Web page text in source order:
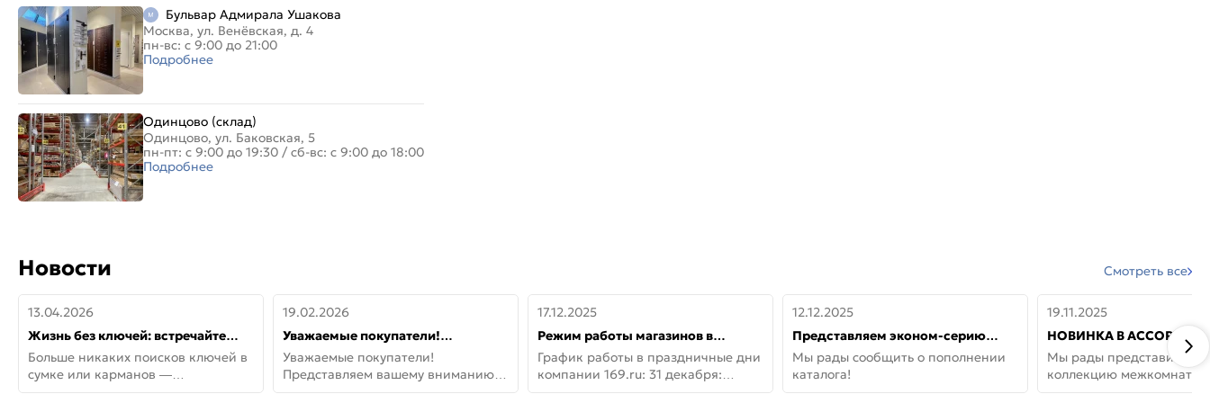
Бульвар Адмирала Ушакова
Москва, ул. Венёвская, д. 4
пн-вс: с 9:00 до 21:00
Подробнее
Одинцово (склад)
Одинцово, ул. Баковская, 5
пн-пт: с 9:00 до 19:30 / сб-вс: с 9:00 до 18:00
Подробнее
Новости Смотреть все
13.04.2026
Жизнь без ключей: встречайте
новую дверь СИТИ ИНТЕГРА
АйКью!
Больше никаких поисков ключей в
сумке или карманов —
представляем СИТИ ИНТЕГРА
19.02.2026
Уважаемые покупатели!
Представляем вашему вниманию
новинки от Armadillo!
Уважаемые покупатели!
Представляем вашему вниманию
новинки от Armadillo! Новая
17.12.2025
Режим работы магазинов в
праздничные дни с 31 декабря по
11 января
График работы в праздничные дни
компании 169.ru: 31 декабря:
Заказы, самовывоз и доставки —
12.12.2025
Представляем эконом-серию
дверей от бренда Portika, где цена
не значит «просто»
Мы рады сообщить о пополнении
каталога!
19.11.2025
НОВИНКА В
ДВЕРИ GLOSSMAT —
НЕОКЛАССИКА И УЮТ
Мы рады представить
коллекцию
GlossMat